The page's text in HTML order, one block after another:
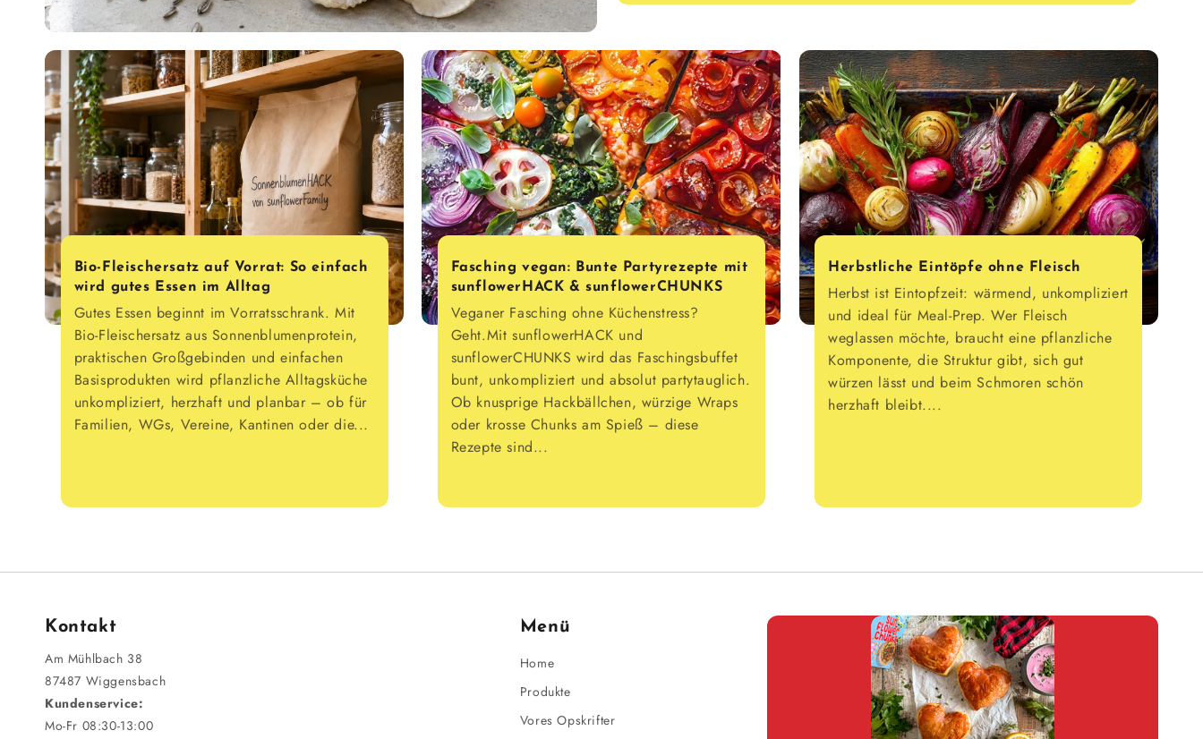
Bio-Fleischersatz auf Vorrat: So einfach
wird gutes Essen im Alltag
Gutes Essen beginnt im Vorratsschrank. Mit
Bio-Fleischersatz aus Sonnenblumenprotein,
praktischen Großgebinden und einfachen
Basisprodukten wird pflanzliche Alltagsküche
unkompliziert, herzhaft und planbar – ob für
Familien, WGs, Vereine, Kantinen oder die...
Fasching vegan: Bunte Partyrezepte mit
sunflowerHACK & sunflowerCHUNKS
Veganer Fasching ohne Küchenstress?
Geht.Mit sunflowerHACK und
sunflowerCHUNKS wird das Faschingsbuffet
bunt, unkompliziert und absolut partytauglich.
Ob knusprige Hackbällchen, würzige Wraps
oder krosse Chunks am Spieß – diese
Rezepte sind...
Herbstliche Eintöpfe ohne Fleisch
Herbst ist Eintopfzeit: wärmend, unkompliziert
und ideal für Meal-Prep. Wer Fleisch
weglassen möchte, braucht eine pflanzliche
Komponente, die Struktur gibt, sich gut
würzen lässt und beim Schmoren schön
herzhaft bleibt....
Kontakt
Am Mühlbach 38
87487 Wiggensbach
Kundenservice:
Mo-Fr 08:30-13:00
Menü
Home
Produkte
Vores Opskrifter